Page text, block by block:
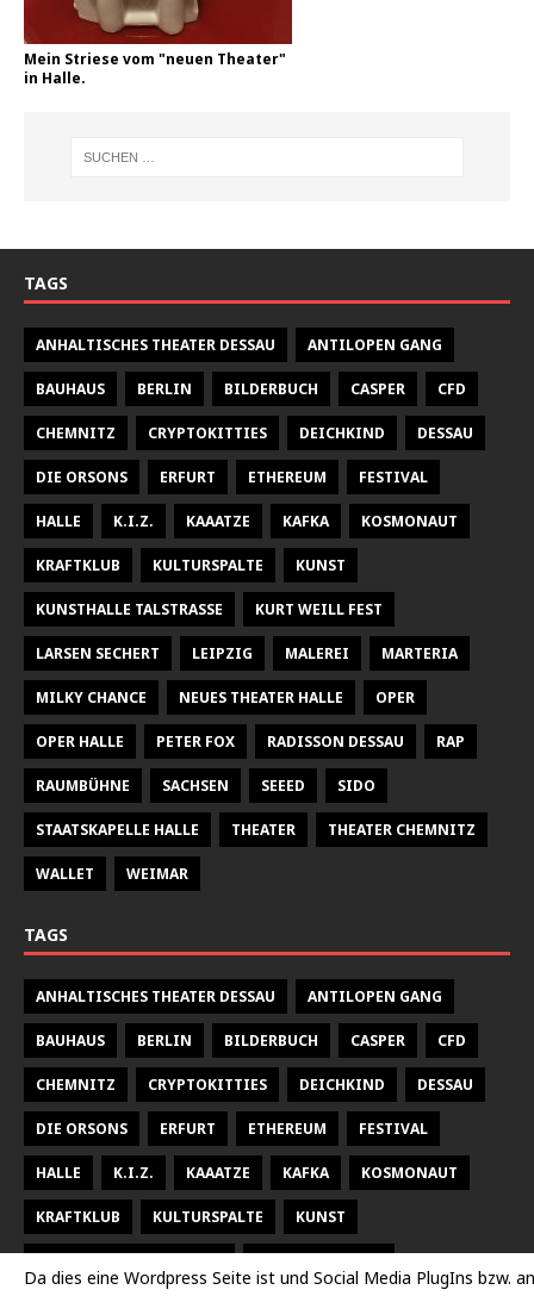
Mein Striese vom "neuen Theater"
in Halle.
TAGS
ANHALTISCHES THEATER DESSAU ANTILOPEN GANG
BAUHAUS BERLIN BILDERBUCH CASPER CFD
CHEMNITZ CRYPTOKITTIES DEICHKIND DESSAU
DIE ORSONS ERFURT ETHEREUM FESTIVAL
HALLE K.I.Z. KAAATZE KAFKA KOSMONAUT
KRAFTKLUB KULTURSPALTE KUNST
KUNSTHALLE TALSTRASSE KURT WEILL FEST
LARSEN SECHERT LEIPZIG MALEREI MARTERIA
MILKY CHANCE NEUES THEATER HALLE OPER
OPER HALLE PETER FOX RADISSON DESSAU RAP
RAUMBÜHNE SACHSEN SEEED SIDO
STAATSKAPELLE HALLE THEATER THEATER CHEMNITZ
WALLET WEIMAR
TAGS
ANHALTISCHES THEATER DESSAU ANTILOPEN GANG
BAUHAUS BERLIN BILDERBUCH CASPER CFD
CHEMNITZ CRYPTOKITTIES DEICHKIND DESSAU
DIE ORSONS ERFURT ETHEREUM FESTIVAL
HALLE K.I.Z. KAAATZE KAFKA KOSMONAUT
KRAFTKLUB KULTURSPALTE KUNST
Da dies eine Wordpress Seite ist und Social Media PlugIns bzw. an